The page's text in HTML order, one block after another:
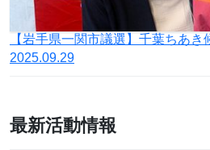
【岩手県一関市議選】千葉ちあき
2025.09.29
最新活動情報